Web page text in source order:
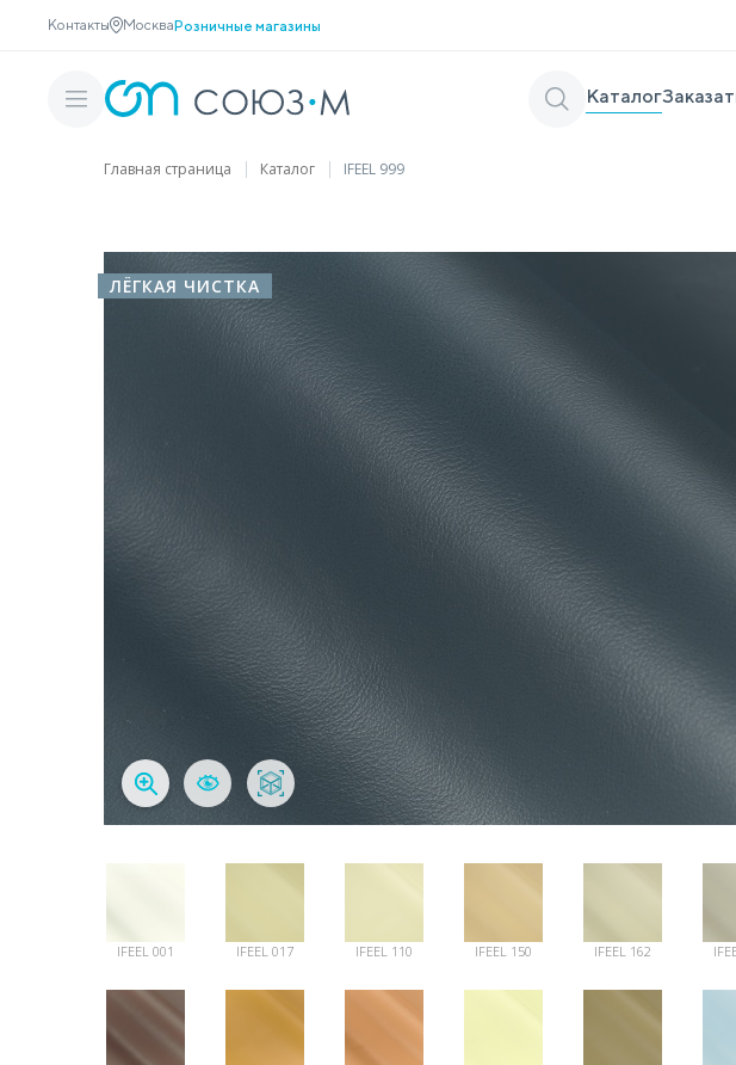
Контакты МоскваРозничные магазины
Каталог
Главная страница Каталог IFEEL 999
ЛЁГКАЯ ЧИСТКА
IFEEL 001 IFEEL 017 IFEEL 110 IFEEL 150 IFEEL 162